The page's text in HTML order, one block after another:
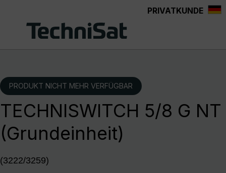
PRIVATKUNDE
PRODUKT NICHT MEHR VERFÜGBAR
TECHNISWITCH 5/8 G NT
(Grundeinheit)
(3222/3259)